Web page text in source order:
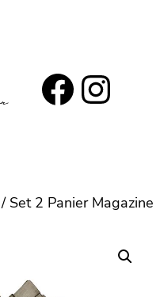
https://www.facebook.com/bohemianlifestyle.be Instagram
/ Set 2 Panier Magazine